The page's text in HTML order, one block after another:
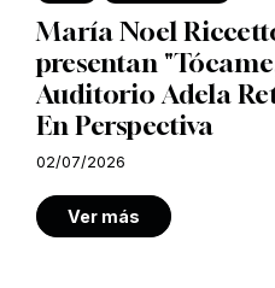
María Noel
presentan
Auditorio Adela
En Perspectiva
02/07/2026
Ver más